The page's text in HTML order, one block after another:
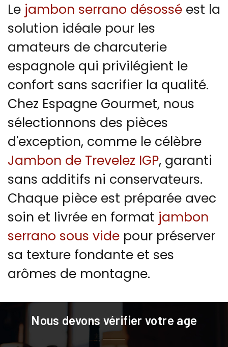
Le jambon serrano désossé est la
solution idéale pour les
amateurs de charcuterie
espagnole qui privilégient le
confort sans sacrifier la qualité.
Chez Espagne Gourmet, nous
sélectionnons des pièces
d'exception, comme le célèbre
Jambon de Trevelez IGP, garanti
sans additifs ni conservateurs.
Chaque pièce est préparée avec
soin et livrée en format jambon
serrano sous vide pour préserver
sa texture fondante et ses
arômes de montagne.
Les avantages du Jambon
Nous devons vérifier votre age